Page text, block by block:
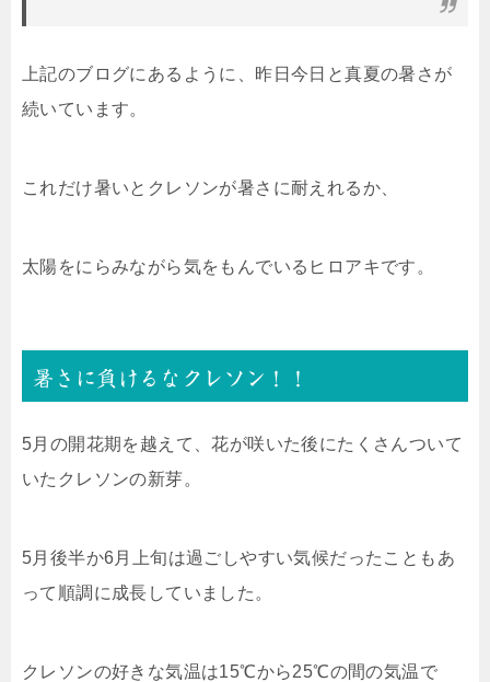
上記のブログにあるように、昨日今日と真夏の暑さが
続いています。
これだけ暑いとクレソンが暑さに耐えれるか、
太陽をにらみながら気をもんでいるヒロアキです。
暑さに負けるなクレソン！！
5月の開花期を越えて、花が咲いた後にたくさんついて
いたクレソンの新芽。
5月後半か6月上旬は過ごしやすい気候だったこともあ
って順調に成長していました。
クレソンの好きな気温は15℃から25℃の間の気温で